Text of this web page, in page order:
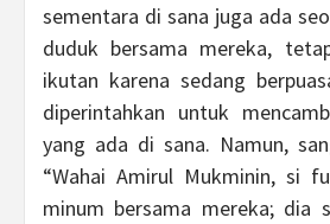
sementara di sana juga ada
duduk bersama mereka,
ikutan karena sedang
diperintahkan untuk
yang ada di sana. Namun,
“Wahai Amirul Mukminin, si
minum bersama mereka; dia